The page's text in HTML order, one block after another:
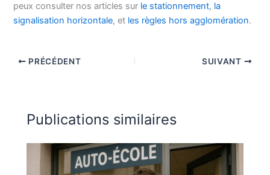
peux consulter nos articles sur le stationnement, la
signalisation horizontale, et les règles hors agglomération.
PRÉCÉDENT SUIVANT
Publications similaires